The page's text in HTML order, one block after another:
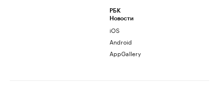
РБК
Новости
iOS
Android
AppGallery